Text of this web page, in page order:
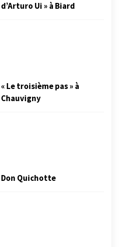
d’Arturo Ui » à Biard
« Le troisième pas » à
Chauvigny
Don Quichotte